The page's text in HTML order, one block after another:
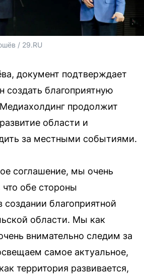
/ 29.RU
документ подтверждает
создать благоприятную
продолжит
области и
за местными событиями.
соглашение, мы очень
обе стороны
создании благоприятной
области. Мы как
внимательно следим за
самое актуальное,
территория развивается,